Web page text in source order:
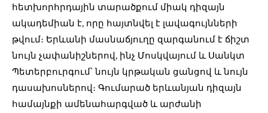
հետխորհրդային տարածքում միակ դիզայն
ակադեմիան է, որը հայտնվել է լավագույնների
թվում։ Երևանի մասնաճյուղը զարգանում է ճիշտ
նույն չափանիշներով, ինչ Մոսկվայում և Սանկտ
Պետերբուրգում՝ նույն կրթական ցանցով և նույն
դասախոսներով։ Գումարած երևանյան դիզայն
համայնքի ամենահարգված և արժանի